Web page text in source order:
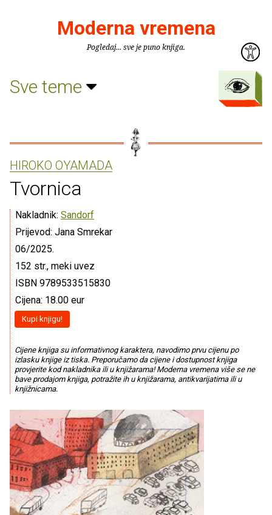
Moderna vremena
Pogledaj... sve je puno knjiga.
Sve teme
HIROKO OYAMADA
Tvornica
Nakladnik: Sandorf
Prijevod: Jana Smrekar
06/2025.
152 str., meki uvez
ISBN 9789533515830
Cijena: 18.00 eur
Kupi knjigu!
Cijene knjiga su informativnog karaktera, navodimo prvu cijenu po
izlasku knjige iz tiska. Preporučamo da cijene i dostupnost knjiga
provjerite kod nakladnika ili u knjižarama! Moderna vremena više se ne
bave prodajom knjiga, potražite ih u knjižarama, antikvarijatima ili u
knjižnicama.